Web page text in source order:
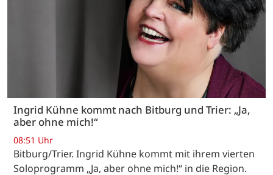
Ingrid Kühne kommt nach Bitburg und Trier: „Ja,
aber ohne mich!“
08:51 Uhr
Bitburg/Trier. Ingrid Kühne kommt mit ihrem vierten
Soloprogramm „Ja, aber ohne mich!“ in die Region.